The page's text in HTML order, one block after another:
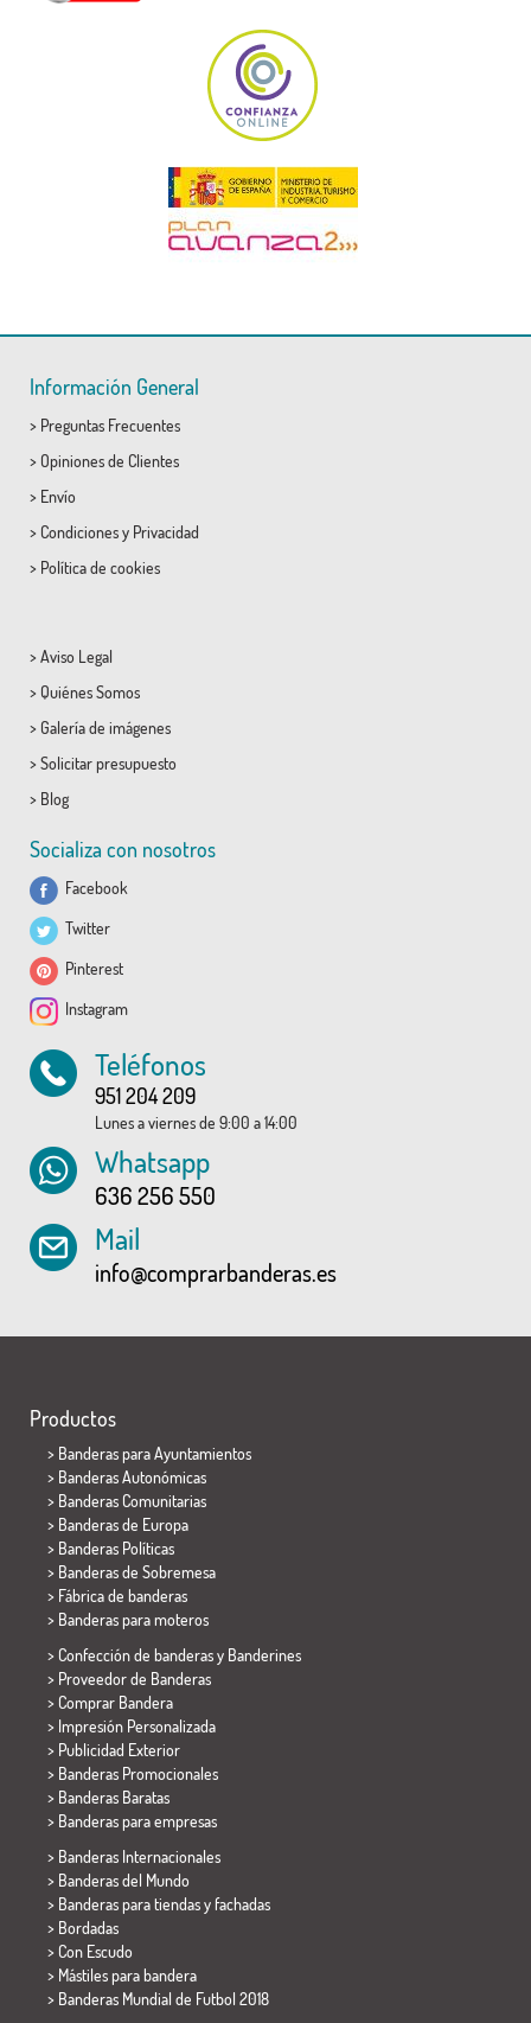
Información General
> Preguntas Frecuentes
> Opiniones de Clientes
> Envío
> Condicionesy Privacidad
> Política de cookies
> Aviso Legal
> Quiénes Somos
> Galería de imágenes
> Solicitar presupuesto
> Blog
Socializa con nosotros
Facebook
Twitter
Pinterest
Instagram
Teléfonos
951 204 209
Lunes a viernes de 9:00 a 14:00
Whatsapp
636 256 550
Mail
info@comprarbanderas.es
Productos
> Banderas para Ayuntamientos
> Banderas Autonómicas
> Banderas Comunitarias
> Banderas de Europa
> Banderas Políticas
> Banderas de Sobremesa
> Fábrica de banderas
> Banderas para moteros
> Confección de banderas y Banderines
> Proveedor de Banderas
> Comprar Bandera
> Impresión Personalizada
> Publicidad Exterior
> Banderas Promocionales
> Banderas Baratas
> Banderas para empresas
> Banderas Internacionales
> Banderas del Mundo
> Banderas para tiendas y fachadas
> Bordadas
> Con Escudo
> Mástiles para bandera
> Banderas Mundial de Futbol 2018